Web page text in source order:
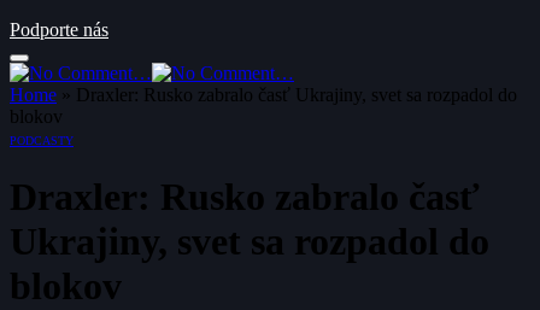
Podporte nás
Home » Draxler: Rusko zabralo časť Ukrajiny, svet sa rozpadol do
blokov
PODCASTY
Draxler: Rusko zabralo časť
Ukrajiny, svet sa rozpadol do
blokov